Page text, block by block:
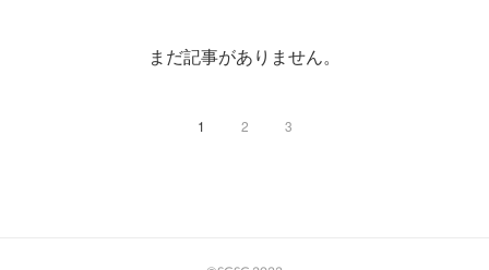
まだ記事がありません。
1 2 3